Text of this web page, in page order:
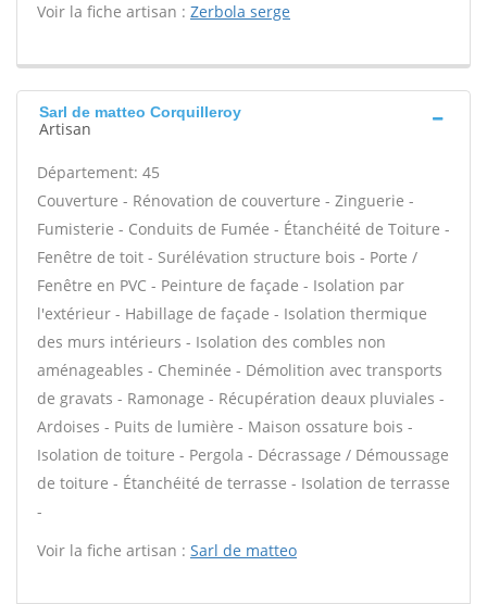
Voir la fiche artisan : Zerbola serge
Sarl de matteo Corquilleroy
Artisan
Département: 45
Couverture - Rénovation de couverture - Zinguerie -
Fumisterie - Conduits de Fumée - Étanchéité de Toiture -
Fenêtre de toit - Surélévation structure bois - Porte /
Fenêtre en PVC - Peinture de façade - Isolation par
l'extérieur - Habillage de façade - Isolation thermique
des murs intérieurs - Isolation des combles non
aménageables - Cheminée - Démolition avec transports
de gravats - Ramonage - Récupération deaux pluviales -
Ardoises - Puits de lumière - Maison ossature bois -
Isolation de toiture - Pergola - Décrassage / Démoussage
de toiture - Étanchéité de terrasse - Isolation de terrasse
-
Voir la fiche artisan : Sarl de matteo